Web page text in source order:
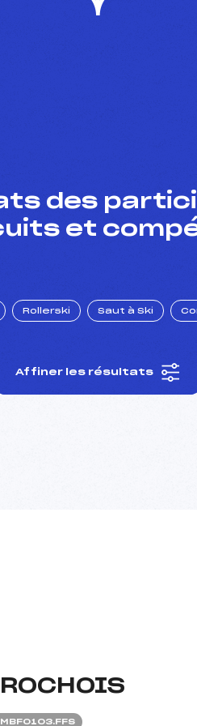
des
et
Rollerski Saut à Ski
Affiner les résultats